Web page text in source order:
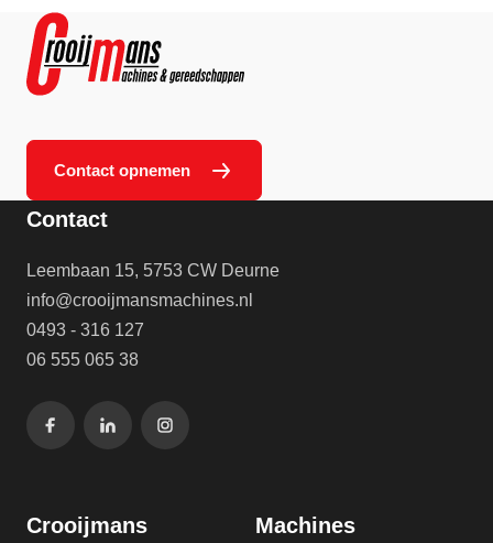
Contact opnemen
Contact
Leembaan 15, 5753 CW Deurne
info@crooijmansmachines.nl
0493 - 316 127
06 555 065 38
Crooijmans Machines